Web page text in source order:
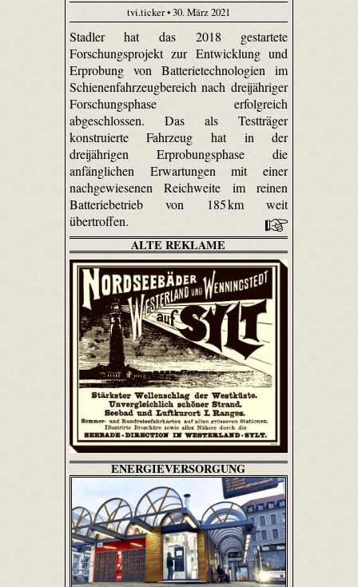
tvi.ticker • 30. März 2021
Stadler hat das 2018 gestartete
Forschungsprojekt zur Entwicklung und
Erprobung von Batterietechnologien im
Schienenfahrzeugbereich nach dreijähriger
Forschungsphase erfolgreich
abgeschlossen. Das als Testträger
konstruierte Fahrzeug hat in der
dreijährigen Erprobungsphase die
anfänglichen Erwartungen mit einer
nachgewiesenen Reichweite im reinen
Batteriebetrieb von 185 km weit
übertroffen.
ALTE REKLAME
ENERGIEVERSORGUNG